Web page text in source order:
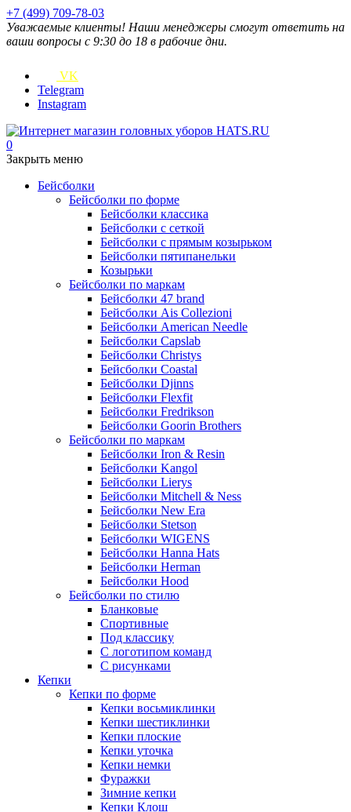
+7 (499) 709-78-03
Уважаемые клиенты! Наши менеджеры смогут ответить на
ваши вопросы с 9:30 до 18 в рабочие дни.
VK
Telegram
Instagram
0
Закрыть меню
Бейсболки
Бейсболки по форме
Бейсболки классика
Бейсболки с сеткой
Бейсболки с прямым козырьком
Бейсболки пятипанельки
Козырьки
Бейсболки по маркам
Бейсболки 47 brand
Бейсболки Ais Collezioni
Бейсболки American Needle
Бейсболки Capslab
Бейсболки Christys
Бейсболки Coastal
Бейсболки Djinns
Бейсболки Flexfit
Бейсболки Fredrikson
Бейсболки Goorin Brothers
Бейсболки по маркам
Бейсболки Iron & Resin
Бейсболки Kangol
Бейсболки Lierys
Бейсболки Mitchell & Ness
Бейсболки New Era
Бейсболки Stetson
Бейсболки WIGENS
Бейсболки Hanna Hats
Бейсболки Herman
Бейсболки Hood
Бейсболки по стилю
Бланковые
Спортивные
Под классику
С логотипом команд
С рисунками
Кепки
Кепки по форме
Кепки восьмиклинки
Кепки шестиклинки
Кепки плоские
Кепки уточка
Кепки немки
Фуражки
Зимние кепки
Кепки Клош